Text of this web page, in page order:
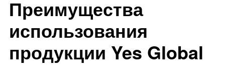
Преимущества
использования
продукции Yes Global